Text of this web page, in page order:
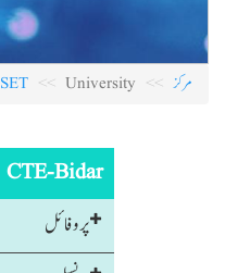
مرکز SET
CTE-Bidar
پروفائل